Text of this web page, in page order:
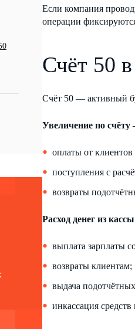
Если компания
операции
Счёт 50
Счёт 50 — активный
Увеличение по
оплаты от
поступления с
возвраты
Расход денег из
выплата зарплаты
возвраты клиентам;
выдача
инкассация средств